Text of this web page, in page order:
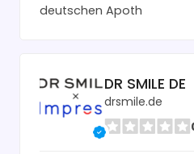
deutschen Apoth
DR SMILE DE
drsmile.de